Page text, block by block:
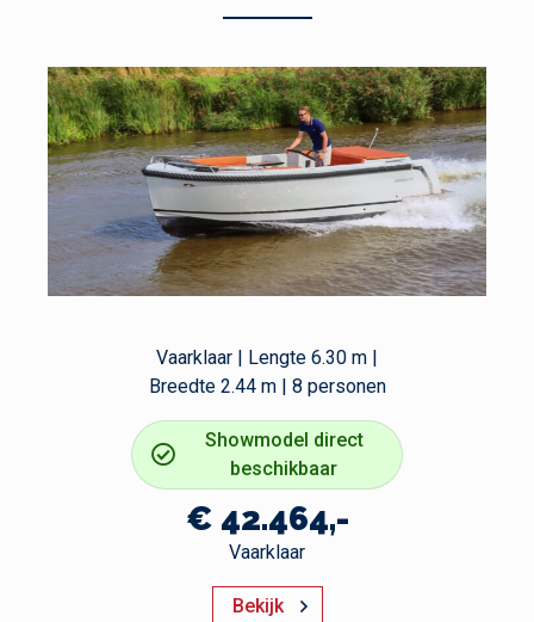
Vaarklaar | Lengte 6.30 m |
Breedte 2.44 m | 8 personen
Showmodel direct
beschikbaar
€ 42.464,-
Vaarklaar
Bekijk